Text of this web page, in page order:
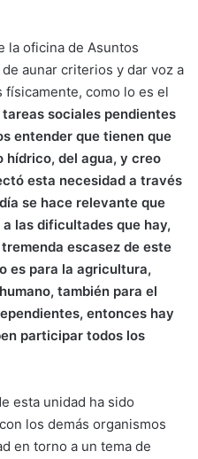
la oficina de Asuntos
aunar criterios y dar voz a
como lo es el
tareas sociales pendientes
entender que tienen que
hídrico, del agua, y creo
esta necesidad a través
se hace relevante que
las dificultades que hay,
escasez de este
es para la agricultura,
también para el
entonces hay
participar todos los
esta unidad ha sido
los demás organismos
en torno a un tema de